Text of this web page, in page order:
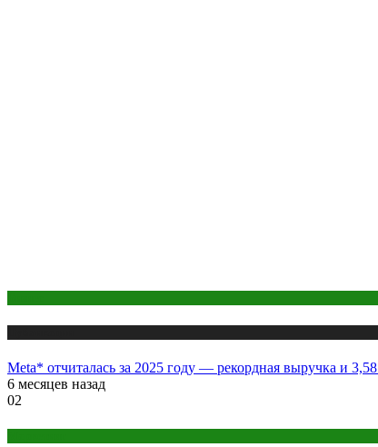
Meta* отчиталась за 2025 году — рекордная выручка и
6 месяцев назад
02